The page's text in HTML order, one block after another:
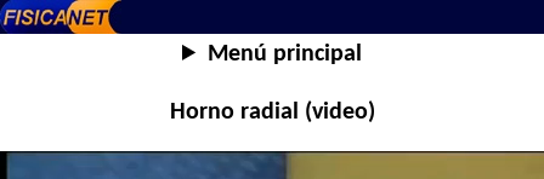
Menú principal
Horno radial (video)